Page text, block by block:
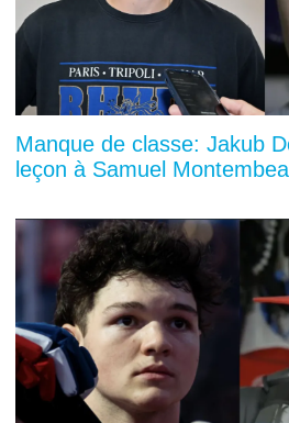
Manque de classe: Jakub
leçon à Samuel